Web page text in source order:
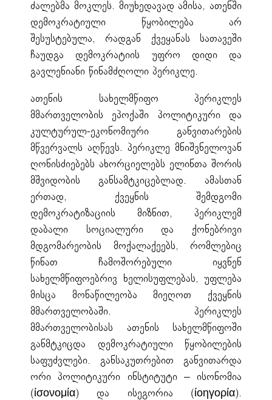
ძალებმა მოკლეს. მიუხედავად ამისა, ათენში
დემოკრატიული წყობილება არ
შესუსტებულა, რადგან ქვეყანას სათავეში
ჩაუდგა დემოკრატიის უფრო დიდი და
გავლენიანი წინამძღოლი პერიკლე.
ათენის სახელმწიფო პერიკლეს
მმართველობის ეპოქაში პოლიტიკური და
კულტურულ-ეკონომიური განვითარების
მწვერვალს აღწევს. პერიკლე მნიშვნელოვან
ღონისძიებებს ახორციელებს ელინთა შორის
მშვიდობის განსამტკიცებლად. ამასთან
ერთად, ქვეყნის შემდგომი
დემოკრატიზაციის მიზნით, პერიკლემ
დაბალი სოციალური და ქონებრივი
მდგომარეობის მოქალაქეებს, რომლებიც
წინათ ჩამოშორებული იყვნენ
სახელმწიფოებრივ ხელისუფლებას, უფლება
მისცა მონაწილეობა მიეღოთ ქვეყნის
მმართველობაში. პერიკლეს
მმართველობისას ათენის სახელმწიფოში
განმტკიცდა დემოკრატიული წყობილების
საფუძვლები. განსაკუთრებით განვითარდა
ორი პოლიტიკური ინსტიტუტი – ისონომია
(ίσονομία) და ისეგორია (ίοηγορία).